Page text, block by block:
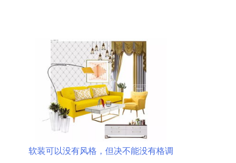
软装可以没有风格，但决不能没有格调